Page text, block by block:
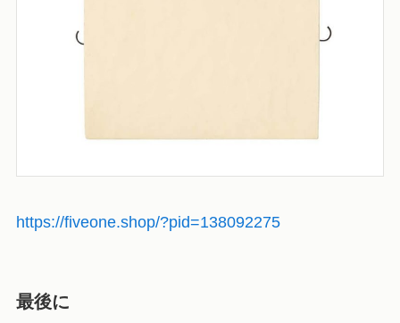
https://fiveone.shop/?pid=138092275
最後に